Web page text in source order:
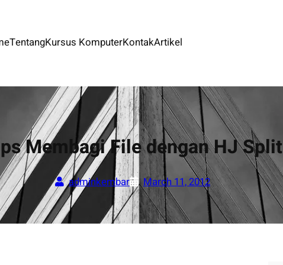
TentangKursus KomputerKontakArtikel
Membagi File dengan HJ Split
adminkembar March 11, 2012